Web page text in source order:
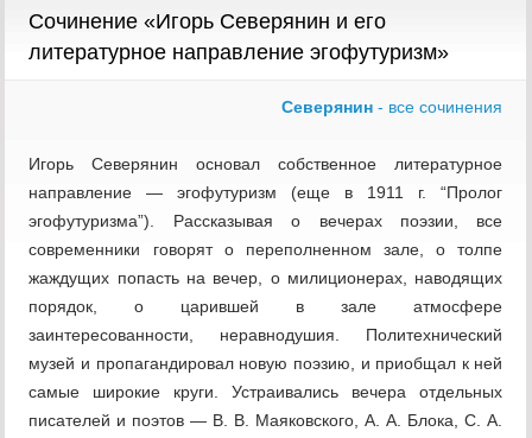
Сочинение «Игорь Северянин и его
литературное направление эгофутуризм»
Северянин - все сочинения
Игорь Северянин основал собственное литературное
направление — эгофутуризм (еще в 1911 г. “Пролог
эгофутуризма”). Рассказывая о вечерах поэзии, все
современники говорят о переполненном зале, о толпе
жаждущих попасть на вечер, о милиционерах, наводящих
порядок, о царившей в зале атмосфере
заинтересованности, неравнодушия. Политехнический
музей и пропагандировал новую поэзию, и приобщал к ней
самые широкие круги. Устраивались вечера отдельных
писателей и поэтов — В. В. Маяковского, А. А. Блока, С. А.